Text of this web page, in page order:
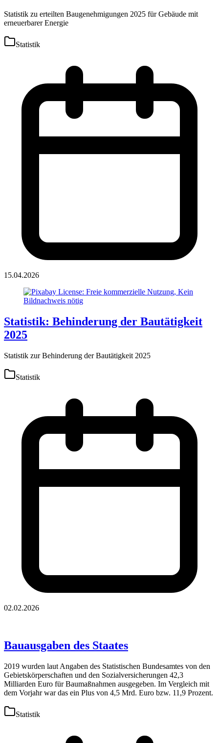
Statistik zu erteilten Baugenehmigungen 2025 für Gebäude mit
erneuerbarer Energie
Statistik
15.04.2026
Statistik: Behinderung der Bautätigkeit
2025
Statistik zur Behinderung der Bautätigkeit 2025
Statistik
02.02.2026
Bauausgaben des Staates
2019 wurden laut Angaben des Statistischen Bundesamtes von den
Gebietskörperschaften und den Sozialversicherungen 42,3
Milliarden Euro für Baumaßnahmen ausgegeben. Im Vergleich mit
dem Vorjahr war das ein Plus von 4,5 Mrd. Euro bzw. 11,9 Prozent.
Statistik